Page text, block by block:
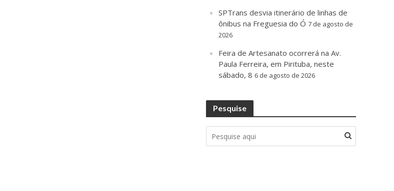
SPTrans desvia itinerário de linhas de
ônibus na Freguesia do Ó 7 de agosto de
2026
Feira de Artesanato ocorrerá na Av.
Paula Ferreira, em Pirituba, neste
sábado, 8 6 de agosto de 2026
Pesquise